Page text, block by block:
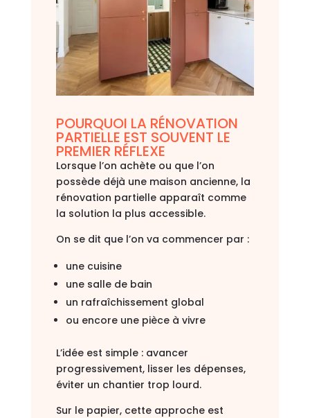
POURQUOI LA RÉNOVATION
PARTIELLE EST SOUVENT LE
PREMIER RÉFLEXE
Lorsque l’on achète ou que l’on
possède déjà une maison ancienne, la
rénovation partielle apparaît comme
la solution la plus accessible.
On se dit que l’on va commencer par :
une cuisine
une salle de bain
un rafraîchissement global
ou encore une pièce à vivre
L’idée est simple : avancer
progressivement, lisser les dépenses,
éviter un chantier trop lourd.
Sur le papier, cette approche est